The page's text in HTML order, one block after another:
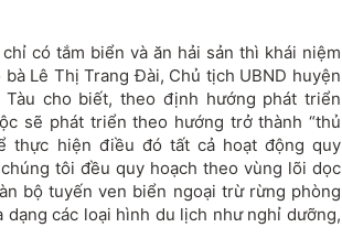
có tắm biển và ăn hải sản thì khái niệm
Lê Thị Trang Đài, Chủ tịch UBND huyện
cho biết, theo định hướng phát triển
sẽ phát triển theo hướng trở thành “thủ
thực hiện điều đó tất cả hoạt động quy
tôi đều quy hoạch theo vùng lõi dọc
bộ tuyến ven biển ngoại trừ rừng phòng
các loại hình du lịch như nghỉ dưỡng,